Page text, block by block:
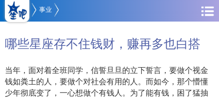
事业
哪些星座存不住钱财，赚再多也白搭
当年，面对着全班同学，信誓旦旦的立下誓言，要做个视金
钱如粪土的人，要做个对社会有用的人。而如今，那个懵懂
少年彻底变了，一心想做个有钱人。为了能有钱，困了猛抽